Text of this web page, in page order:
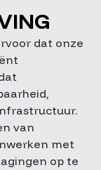
dat onze
van
met
op te